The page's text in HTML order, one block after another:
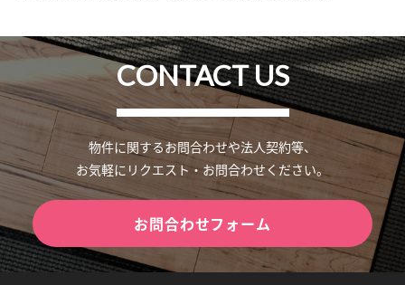
CONTACT US
物件に関するお問合わせや法人契約等、
お気軽にリクエスト・お問合わせください。
お問合わせフォーム